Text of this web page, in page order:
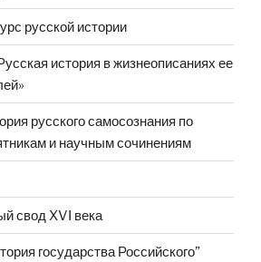
русской истории
история в жизнеописаниях ее
русского самосознания по
и научным сочинениям
свод XVI века
государства Российского”